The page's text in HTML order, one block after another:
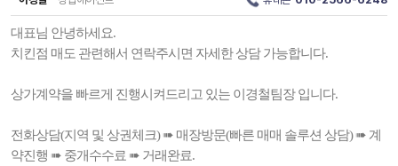
대표님 안녕하세요.
치킨점 매도 관련해서 연락주시면 자세한 상담 가능합니다.
상가계약을 빠르게 진행시켜드리고 있는 이경철팀장 입니다.
전화상담(지역 및 상권체크) ➠ 매장방문(빠른 매매 솔루션 상담) ➠ 계
약진행 ➠ 중개수수료 ➠ 거래완료.